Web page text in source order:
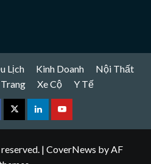
Lịch Kinh Doanh
Nội Thất
Xe Cộ Y Tế
TwitterLinkedinYoutube
| CoverNews by AF